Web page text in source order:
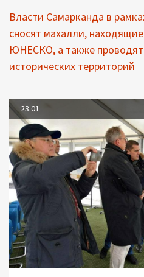
Власти Самарканда в
сносят махалли,
ЮНЕСКО, а также
исторических территорий
23.01